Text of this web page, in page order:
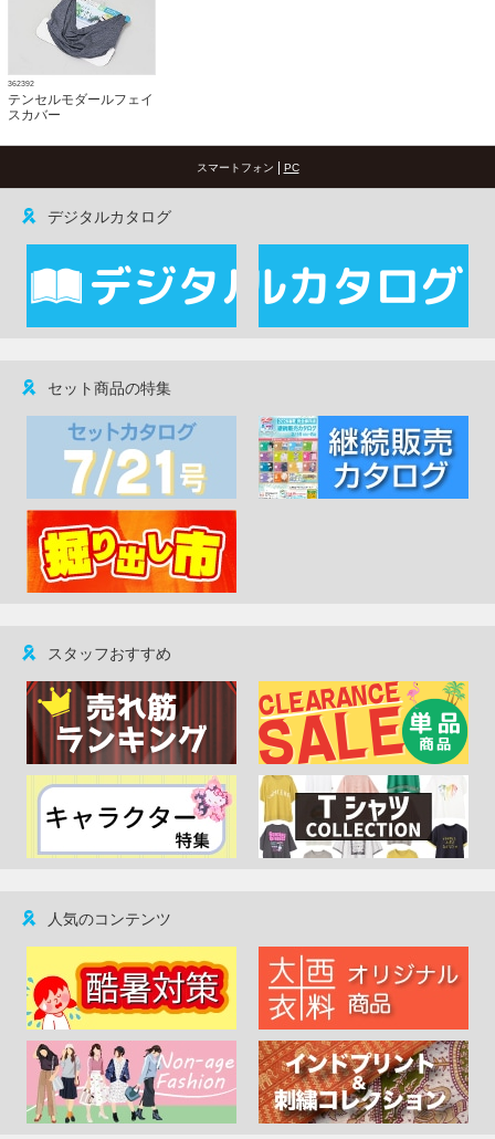
362392
テンセルモダールフェイ
スカバー
スマートフォン PC
デジタルカタログ
セット商品の特集
スタッフおすすめ
人気のコンテンツ